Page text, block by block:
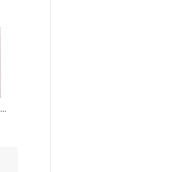
[맛있는 와인 추천] 와인의 세계 - 산 페드로의 카베르네 소비뇽 Gato Negro 2014. 칠레의 명주, 검은 고양이 와인. Cabernet Sauvignon 'Gato Negro'